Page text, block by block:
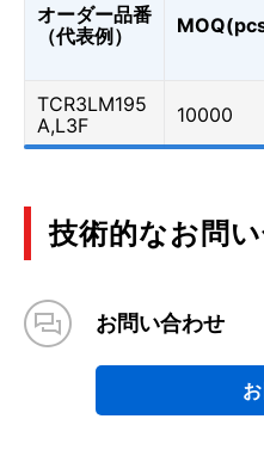
オーダー品番
（代表例）
TCR3LM195
A,L3F
10000
技術的なお問
お問い合わせ